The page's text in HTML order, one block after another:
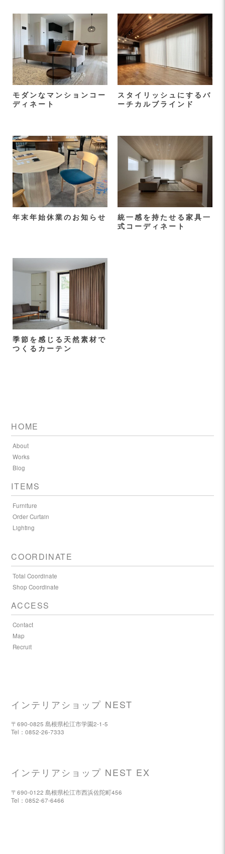
モダンなマンションコー
ディネート
スタイリッシュにするバ
ーチカルブラインド
年末年始休業のお知らせ
統一感を持たせる家具一
式コーディネート
季節を感じる天然素材で
つくるカーテン
HOME
About
Works
Blog
ITEMS
Furniture
Order Curtain
Lighting
COORDINATE
Total Coordinate
Shop Coordinate
ACCESS
Contact
Map
Recruit
インテリアショップ NEST
〒690-0825 島根県松江市学園2-1-5
Tel：0852-26-7333
インテリアショップ NEST EX
〒690-0122 島根県松江市西浜佐陀町456
Tel：0852-67-6466